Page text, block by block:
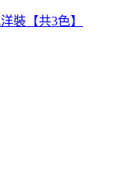
裝【共3色】